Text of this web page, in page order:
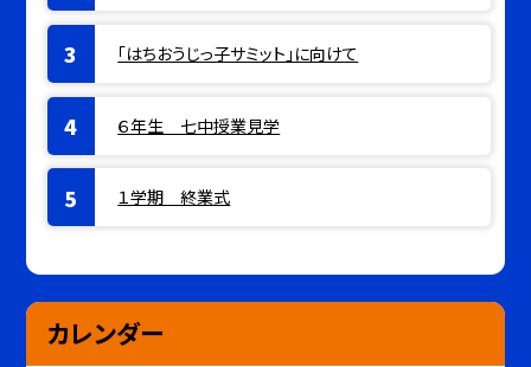
「はちおうじっ子サミット」に向けて
６年生 七中授業見学
１学期 終業式
カレンダー